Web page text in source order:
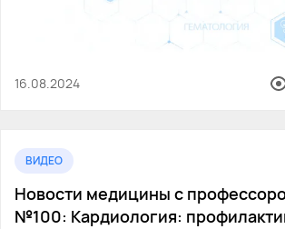
16.08.2024
ВИДЕО
Новости медицины с
№100: Кардиология: